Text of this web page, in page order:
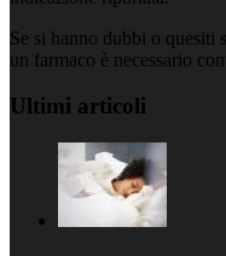
Se si hanno dubbi o quesiti
un farmaco è necessario
Ultimi articoli